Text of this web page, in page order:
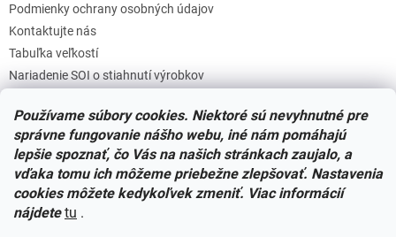
Používame súbory cookies. Niektoré sú nevyhnutné pre
správne fungovanie nášho webu, iné nám pomáhajú
lepšie spoznať, čo Vás na našich stránkach zaujalo, a
vďaka tomu ich môžeme priebežne zlepšovať. Nastavenia
cookies môžete kedykoľvek zmeniť. Viac informácií
nájdete tu .
Podmienky ochrany osobných údajov
Kontaktujte nás
Tabuľka veľkostí
Nariadenie SOI o stiahnutí výrobkov
Zásady súborov COOKIES
Facebook